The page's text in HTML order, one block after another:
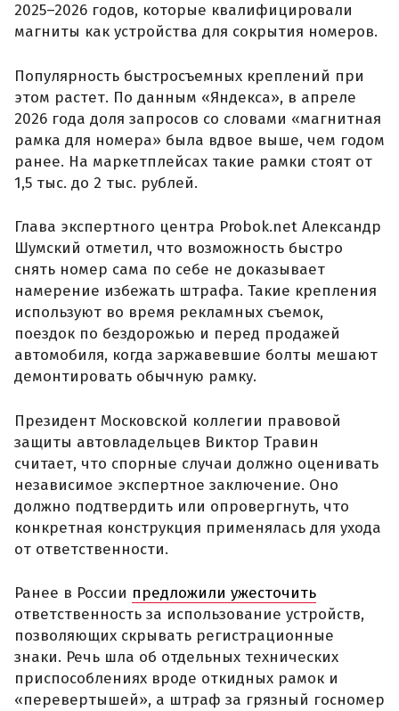
2025–2026 годов, которые квалифицировали
магниты как устройства для сокрытия номеров.
Популярность быстросъемных креплений при
этом растет. По данным «Яндекса», в апреле
2026 года доля запросов со словами «магнитная
рамка для номера» была вдвое выше, чем годом
ранее. На маркетплейсах такие рамки стоят от
1,5 тыс. до 2 тыс. рублей.
Глава экспертного центра Probok.net Александр
Шумский отметил, что возможность быстро
снять номер сама по себе не доказывает
намерение избежать штрафа. Такие крепления
используют во время рекламных съемок,
поездок по бездорожью и перед продажей
автомобиля, когда заржавевшие болты мешают
демонтировать обычную рамку.
Президент Московской коллегии правовой
защиты автовладельцев Виктор Травин
считает, что спорные случаи должно оценивать
независимое экспертное заключение. Оно
должно подтвердить или опровергнуть, что
конкретная конструкция применялась для ухода
от ответственности.
Ранее в России предложили ужесточить
ответственность за использование устройств,
позволяющих скрывать регистрационные
знаки. Речь шла об отдельных технических
приспособлениях вроде откидных рамок и
«перевертышей», а штраф за грязный госномер